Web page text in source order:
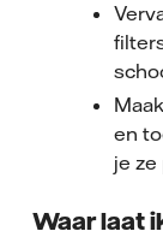
en
je
Waar laat